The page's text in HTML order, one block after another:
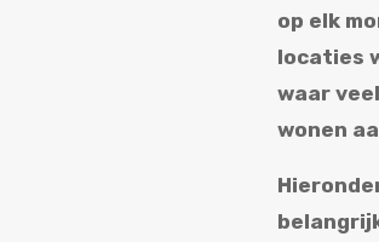
op elk
locaties
waar
wonen